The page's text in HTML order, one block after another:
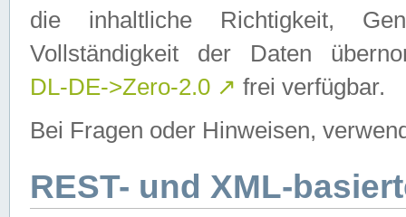
die inhaltliche Richtigkeit,
Vollständigkeit der Daten
DL-DE->Zero-2.0 ↗ frei verfügbar.
Bei Fragen oder Hinweisen,
REST- und XML-